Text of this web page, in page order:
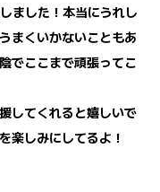
ました！本当にうれし
まくいかないこともあ
でここまで頑張ってこ
してくれると嬉しいで
楽しみにしてるよ！